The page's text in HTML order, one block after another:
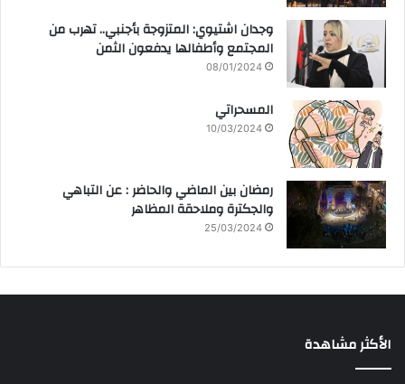
وجدان اشتيوي: المتزوجة بأجنبي.. تهرب من
المجتمع وأطفالها يدفعون الثمن
08/01/2024
المسحراتي
10/03/2024
رمضان بين الماضي والحاضر : عن التباهي
والجكترة وملاحقة المظاهر
25/03/2024
الأكثر مشاهدة